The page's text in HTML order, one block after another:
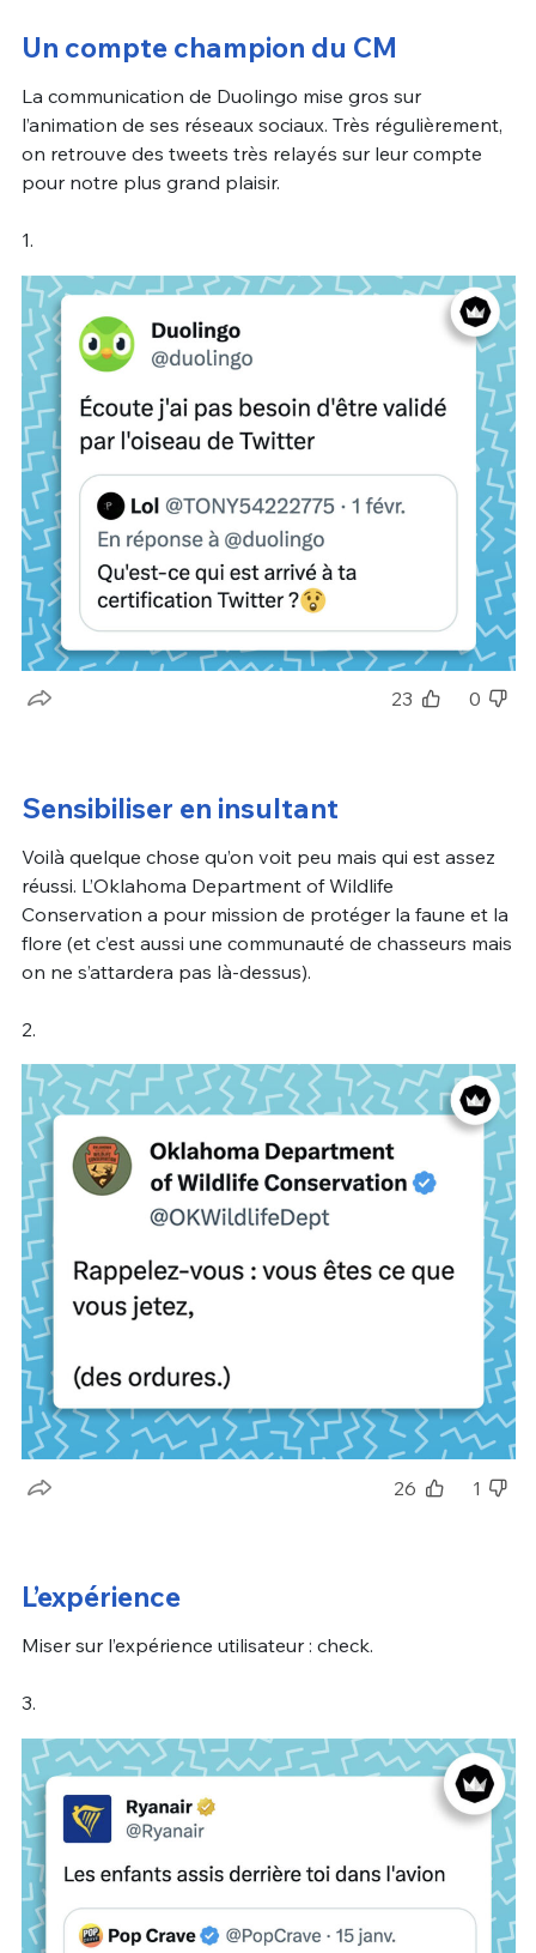
Un compte champion du CM
La communication de Duolingo mise gros sur
l’animation de ses réseaux sociaux. Très régulièrement,
on retrouve des tweets très relayés sur leur compte
pour notre plus grand plaisir.
1.
23 0
Sensibiliser en insultant
Voilà quelque chose qu’on voit peu mais qui est assez
réussi. L’Oklahoma Department of Wildlife
Conservation a pour mission de protéger la faune et la
flore (et c’est aussi une communauté de chasseurs mais
on ne s’attardera pas là-dessus).
2.
26 1
L’expérience
Miser sur l’expérience utilisateur : check.
3.